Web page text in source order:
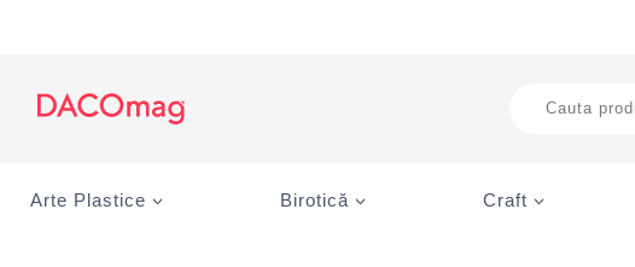
search
Arte Plastice Birotică Craft